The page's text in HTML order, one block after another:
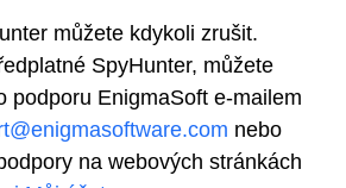
můžete kdykoli zrušit.
SpyHunter, můžete
podporu EnigmaSoft e-mailem
nebo
na webových stránkách